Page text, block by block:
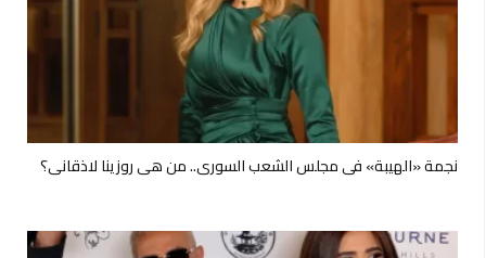
نجمة «الهيبة» في مجلس الشعب السوري.. من هي روزينا لاذقاني؟